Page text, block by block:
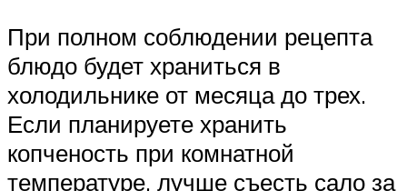
При полном соблюдении рецепта
блюдо будет храниться в
холодильнике от месяца до трех.
Если планируете хранить
копченость при комнатной
температуре, лучше съесть сало за